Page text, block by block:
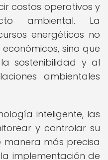
costos operativos y
ambiental. La
energéticos no
sino que
sostenibilidad y al
ambientales
inteligente, las
y controlar su
manera más precisa
implementación de